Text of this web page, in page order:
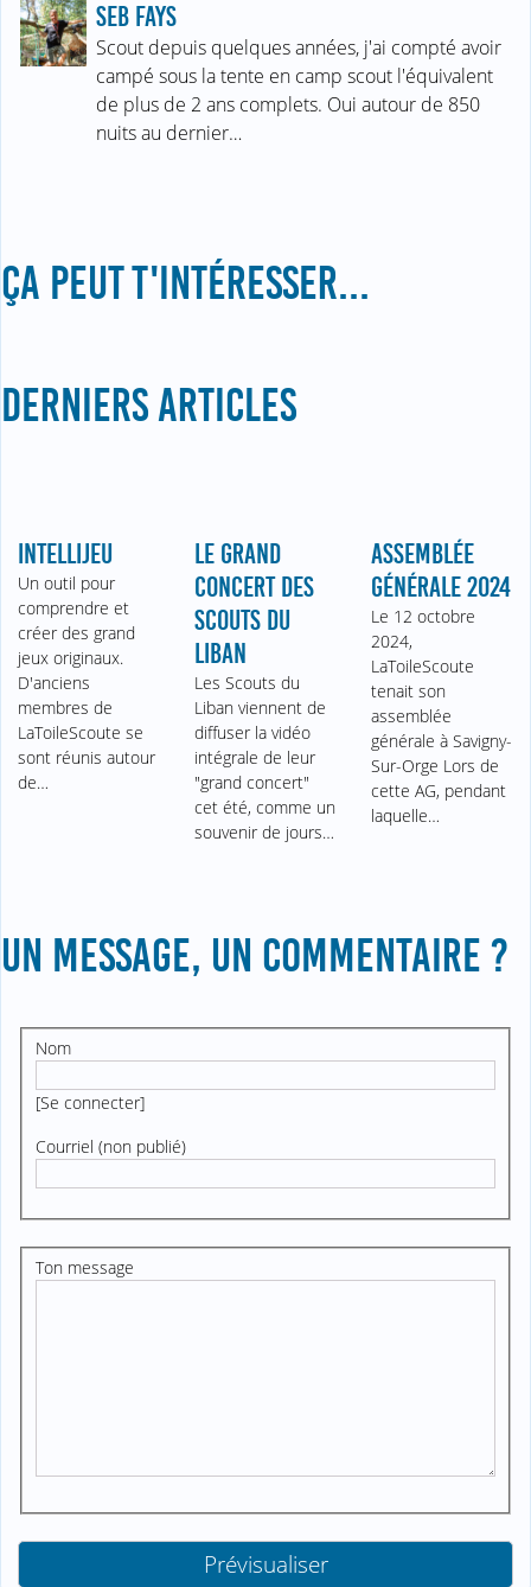
SEB FAYS
Scout depuis quelques années, j'ai compté avoir
campé sous la tente en camp scout l'équivalent
de plus de 2 ans complets. Oui autour de 850
nuits au dernier…
ÇA PEUT T'INTÉRESSER...
DERNIERS ARTICLES
INTELLIJEU
Un outil pour
comprendre et
créer des grand
jeux originaux.
D'anciens
membres de
LaToileScoute se
sont réunis autour
de…
LE GRAND
CONCERT DES
SCOUTS DU
LIBAN
Les Scouts du
Liban viennent de
diffuser la vidéo
intégrale de leur
"grand concert"
cet été, comme un
souvenir de jours…
ASSEMBLÉE
GÉNÉRALE 2024
Le 12 octobre
2024,
LaToileScoute
tenait son
assemblée
générale à Savigny-
Sur-Orge Lors de
cette AG, pendant
laquelle…
UN MESSAGE, UN COMMENTAIRE ?
Nom
[Se connecter]
Courriel (non publié)
Ton message